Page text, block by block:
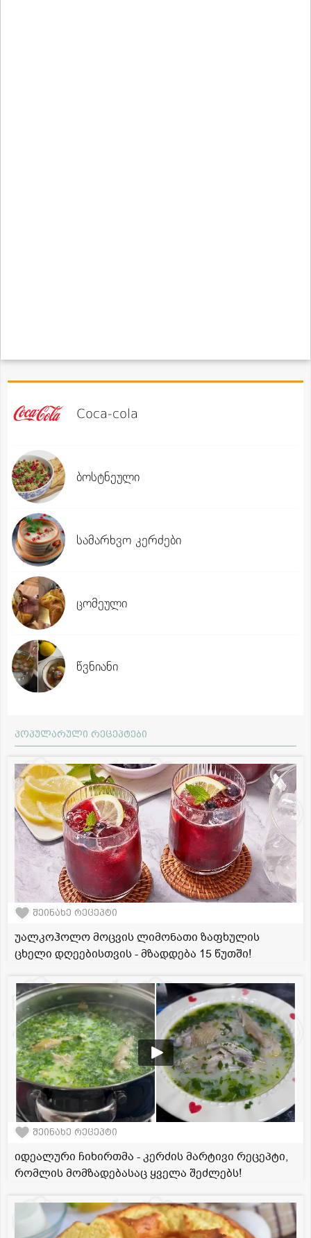
Coca-cola
ბოსტნეული
სამარხვო კერძები
ცომეული
წვნიანი
პოპულარული რეცეპტები
შეინახე რეცეპტი
უალკოჰოლო მოცვის ლიმონათი ზაფხულის
ცხელი დღეებისთვის - მზადდება 15 წუთში!
შეინახე რეცეპტი
იდეალური ჩიხირთმა - კერძის მარტივი რეცეპტი,
რომლის მომზადებასაც ყველა შეძლებს!